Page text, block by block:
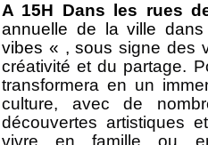
A 15H Dans les rues
annuelle de la ville
vibes « , soussigne des
créativité et du partage.
transformera en un
culture, avec de
découvertes artistiques
vivre en famille ou